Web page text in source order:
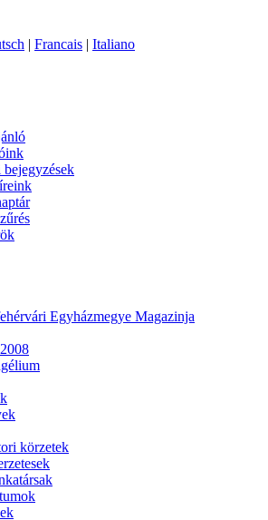
| Francais | Italiano
Egyházmegye Magazinja
körzetek